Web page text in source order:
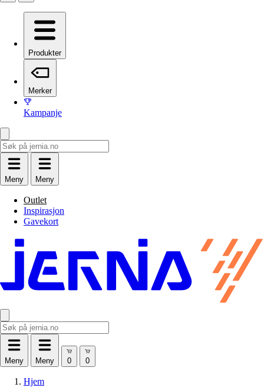
Produkter
Merker
Kampanje
Meny Meny
Outlet
Inspirasjon
Gavekort
Meny Meny
Hjem